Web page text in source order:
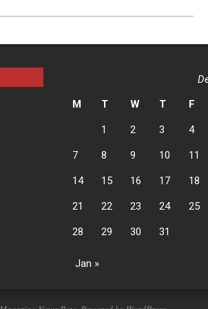
M
T W T F
1 2 3 4
7 8 9 10 11
14 15 16 17 18
21 22 23 24 25
28 29 30 31
Jan »